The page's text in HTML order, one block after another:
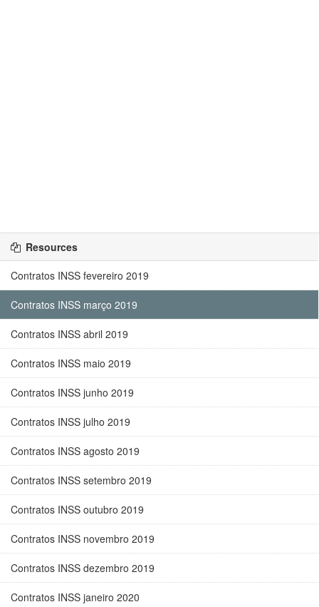
Resources
Contratos INSS fevereiro 2019
Contratos INSS março 2019
Contratos INSS abril 2019
Contratos INSS maio 2019
Contratos INSS junho 2019
Contratos INSS julho 2019
Contratos INSS agosto 2019
Contratos INSS setembro 2019
Contratos INSS outubro 2019
Contratos INSS novembro 2019
Contratos INSS dezembro 2019
Contratos INSS janeiro 2020